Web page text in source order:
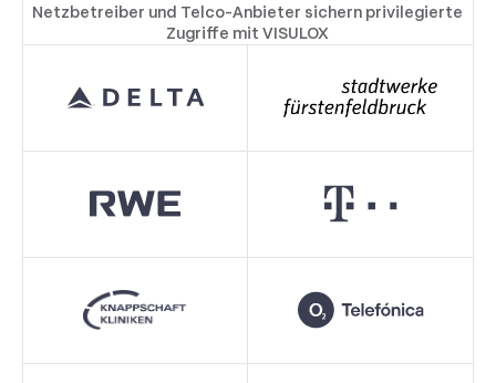
Netzbetreiber und Telco-Anbieter sichern privilegierte
Zugriffe mit VISULOX